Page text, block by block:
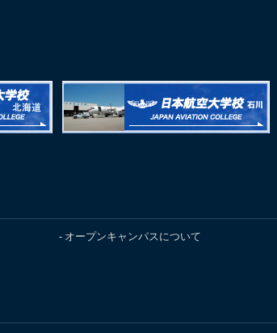
オープンキャンパスについて